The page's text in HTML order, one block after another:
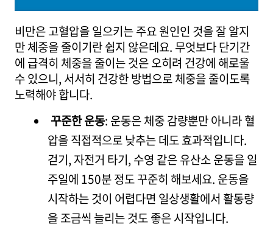
비만은 고혈압을 일으키는 주요 원인인 것을 잘 알지
만 체중을 줄이기란 쉽지 않은데요. 무엇보다 단기간
에 급격히 체중을 줄이는 것은 오히려 건강에 해로울
수 있으니, 서서히 건강한 방법으로 체중을 줄이도록
노력해야 합니다.
꾸준한 운동: 운동은 체중 감량뿐만 아니라 혈
압을 직접적으로 낮추는 데도 효과적입니다.
걷기, 자전거 타기, 수영 같은 유산소 운동을 일
주일에 150분 정도 꾸준히 해보세요. 운동을
시작하는 것이 어렵다면 일상생활에서 활동량
을 조금씩 늘리는 것도 좋은 시작입니다.